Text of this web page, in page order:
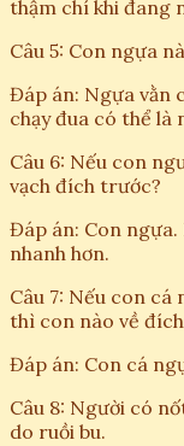
thậm chí khi đang
Câu 5: Con ngựa
Đáp án: Ngựa vằn
chạy đua có thể là
Câu 6: Nếu con
vạch đích trước?
Đáp án: Con ngựa.
nhanh hơn.
Câu 7: Nếu con cá
thì con nào về
Đáp án: Con cá
Câu 8: Người có
do ruồi bu.